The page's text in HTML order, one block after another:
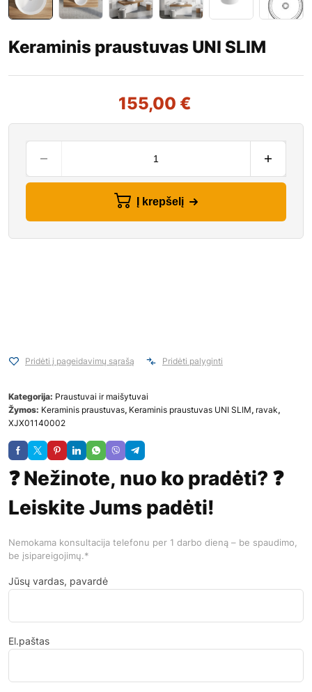
Keraminis praustuvas UNI SLIM
155,00 €
Į krepšelį
Pridėti į pageidavimų sąrašą Pridėti palyginti
Kategorija: Praustuvai ir maišytuvai
Žymos: Keraminis praustuvas, Keraminis praustuvas UNI SLIM, ravak,
XJX01140002
❓ Nežinote, nuo ko pradėti? ❓
Leiskite Jums padėti!
Nemokama konsultacija telefonu per 1 darbo dieną – be spaudimo,
be įsipareigojimų.*
Jūsų vardas, pavardė
El.paštas